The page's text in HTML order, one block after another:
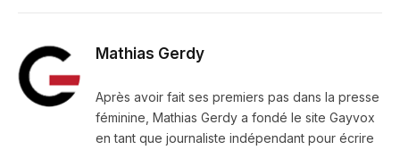
Mathias Gerdy
Après avoir fait ses premiers pas dans la presse
féminine, Mathias Gerdy a fondé le site Gayvox
en tant que journaliste indépendant pour écrire